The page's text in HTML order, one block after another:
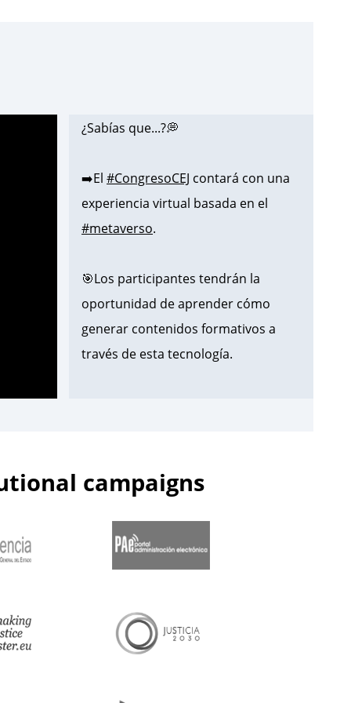
¿Sabías que...?💭
➡️El #CongresoCEJ contará con una
experiencia virtual basada en el
#metaverso.
🎯Los participantes tendrán la
oportunidad de aprender cómo
generar contenidos formativos a
través de esta tecnología.
— Centro de Estudios Jurídicos
(@cejmjusticia)June 13, 2023
📌Inicia en el#CEJla segunda edición
para la@guardiacivil
campaigns